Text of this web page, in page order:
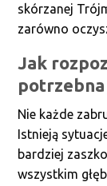
skórzanej
zarówno
Jak
potrzebna
Nie każde
Istnieją
bardziej
wszystkim